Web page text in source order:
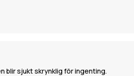
blir sjukt skrynklig för ingenting.